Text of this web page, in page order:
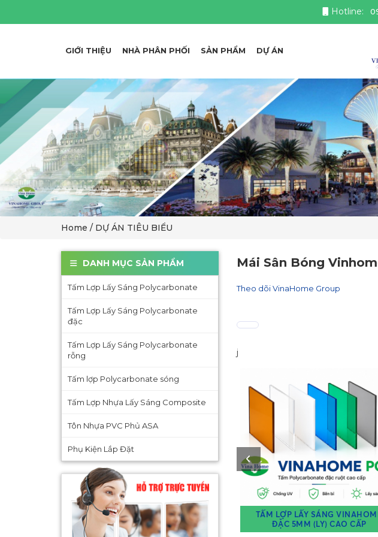
Hotline:
GIỚI THIỆU NHÀ PHÂN PHỐI SẢN PHẨM DỰ ÁN
Home / DỰ ÁN TIÊU BIỂU
DANH MỤC SẢN PHẨM
Tấm Lợp Lấy Sáng Polycarbonate
Tấm Lợp Lấy Sáng Polycarbonate
đặc
Tấm Lợp Lấy Sáng Polycarbonate
rỗng
Tấm lợp Polycarbonate sóng
Tấm Lợp Nhựa Lấy Sáng Composite
Tôn Nhựa PVC Phủ ASA
Phụ Kiện Lắp Đặt
Mái Sân Bóng
Theo dõi VinaHome Group
j
TẤM LỢP LẤY SÁNG
ĐẶC 5MM (LY) CAO CẤP